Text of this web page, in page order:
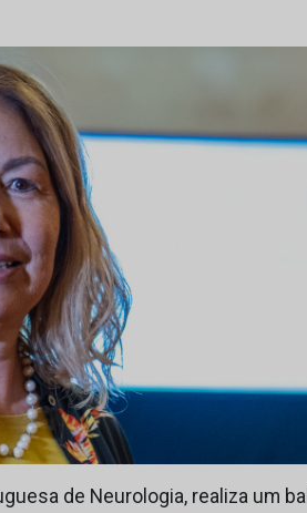
de Neurologia, realiza um